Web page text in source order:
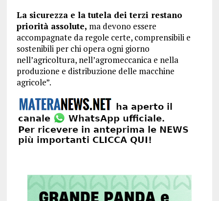
La sicurezza e la tutela dei terzi restano
priorità assolute, ma devono essere
accompagnate da regole certe, comprensibili e
sostenibili per chi opera ogni giorno
nell’agricoltura, nell’agromeccanica e nella
produzione e distribuzione delle macchine
agricole”.